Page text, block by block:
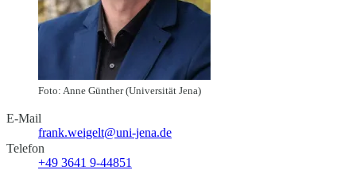
Foto: Anne Günther (Universität Jena)
E-Mail
frank.weigelt@uni-jena.de
Telefon
+49 3641 9-44851